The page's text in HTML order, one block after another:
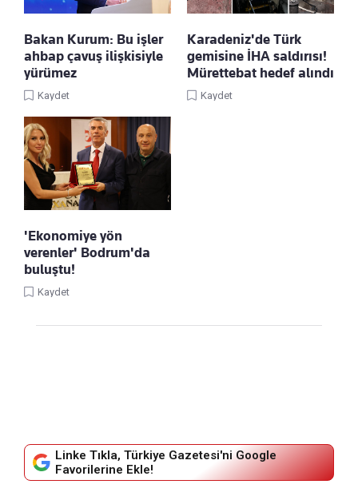
Bakan Kurum: Bu işler
ahbap çavuş ilişkisiyle
yürümez
Kaydet
Karadeniz'de Türk
gemisine İHA saldırısı!
Mürettebat hedef alındı
Kaydet
'Ekonomiye yön
verenler' Bodrum'da
buluştu!
Kaydet
Linke Tıkla, Türkiye Gazetesi'ni Google
Favorilerine Ekle!